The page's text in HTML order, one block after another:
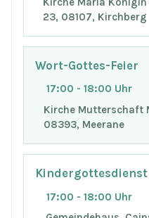
23, 08107, Kirchberg
Wort-Gottes-Feier
17:00 - 18:00 Uhr
Kirche Mutterschaft
08393, Meerane
Kindergottesdienst
17:00 - 18:00 Uhr